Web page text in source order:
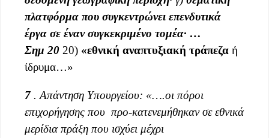
πλατφόρμα που συγκεντρώνει επενδυτικά
έργα σε έναν συγκεκριμένο τομέα· …
Σημ 20 20) «εθνική αναπτυξιακή τράπεζα ή
ίδρυμα…»
7 . Απάντηση Υπουργείου: «….οι πόροι
επιχορήγησης που προ-κατενεμήθηκανσε εθνικά
μερίδια πράξη που ισχύει μέχρι